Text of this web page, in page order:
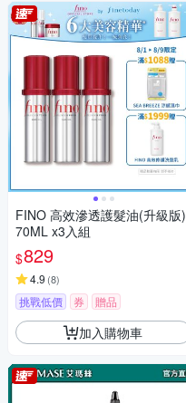
FINO 高效滲透護髮油(升級版)
70ML x3入組
$829
4.9 (8)
挑戰低價 券 贈品
加入購物車